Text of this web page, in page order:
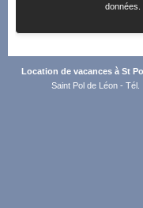
données.
Location de vacances à St
Saint Pol de Léon -